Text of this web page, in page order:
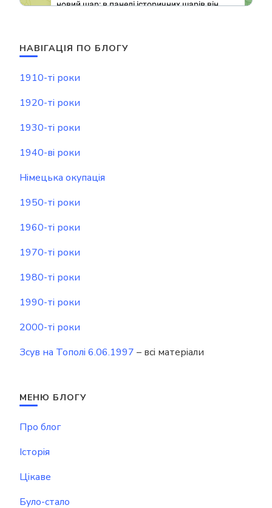
НАВІГАЦІЯ ПО БЛОГУ
1910-ті роки
1920-ті роки
1930-ті роки
1940-ві роки
Німецька окупація
1950-ті роки
1960-ті роки
1970-ті роки
1980-ті роки
1990-ті роки
2000-ті роки
Зсув на Тополі 6.06.1997 – всі матеріали
МЕНЮ БЛОГУ
Про блог
Історія
Цікаве
Було-стало